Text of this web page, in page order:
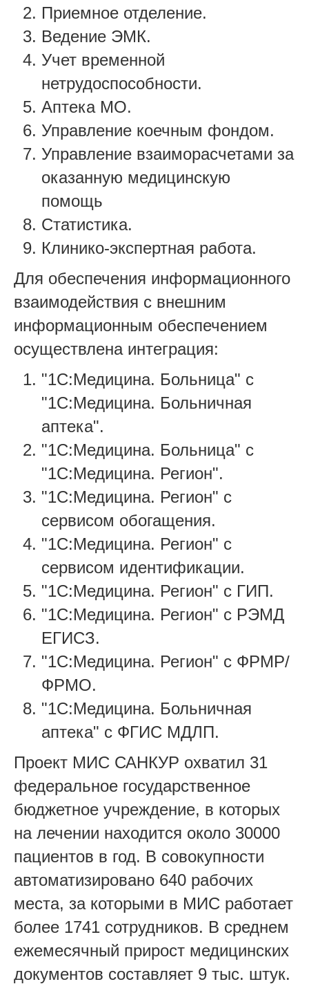
Приемное отделение.
Ведение ЭМК.
Учет временной
нетрудоспособности.
Аптека МО.
Управление коечным фондом.
Управление взаиморасчетами за
оказанную медицинскую
помощь
Статистика.
Клинико-экспертная работа.
Для обеспечения информационного
взаимодействия с внешним
информационным обеспечением
осуществлена интеграция:
"1С:Медицина. Больница" с
"1С:Медицина. Больничная
аптека".
"1С:Медицина. Больница" с
"1С:Медицина. Регион".
"1С:Медицина. Регион" с
сервисом обогащения.
"1С:Медицина. Регион" с
сервисом идентификации.
"1С:Медицина. Регион" с ГИП.
"1С:Медицина. Регион" с РЭМД
ЕГИСЗ.
"1С:Медицина. Регион" с ФРМР/
ФРМО.
"1С:Медицина. Больничная
аптека" с ФГИС МДЛП.
Проект МИС САНКУР охватил 31
федеральное государственное
бюджетное учреждение, в которых
на лечении находится около 30000
пациентов в год. В совокупности
автоматизировано 640 рабочих
места, за которыми в МИС работает
более 1741 сотрудников. В среднем
ежемесячный прирост медицинских
документов составляет 9 тыс. штук.